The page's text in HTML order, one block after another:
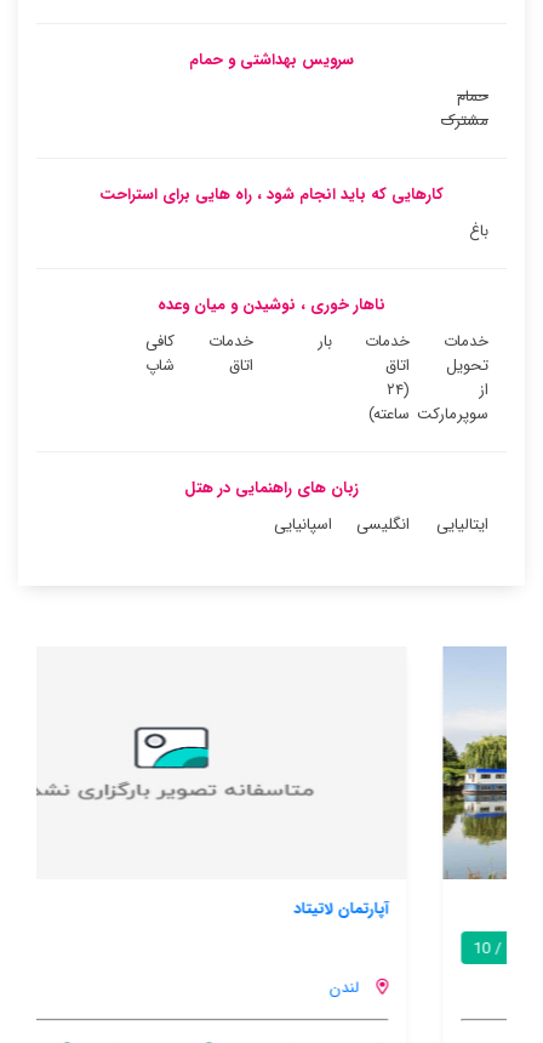
سرویس بهداشتی و حمام
حمام
مشترک
کارهایی که باید انجام شود ، راه هایی برای استراحت
باغ
ناهار خوری ، نوشیدن و میان وعده
خدمات
تحویل
از
سوپرمارکت
خدمات
اتاق
(۲۴
ساعته)
بار
خدمات
اتاق
کافی
شاپ
زبان های راهنمایی در هتل
ایتالیایی
انگلیسی اسپانیایی